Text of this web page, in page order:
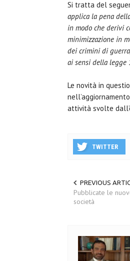
Si tratta del
applica la pena
in modo che derivi
minimizzazione in
dei crimini di
ai sensi della legge
Le novità in
attività svolte
TWITTER
PREVIOUS
Pubblicate le
società